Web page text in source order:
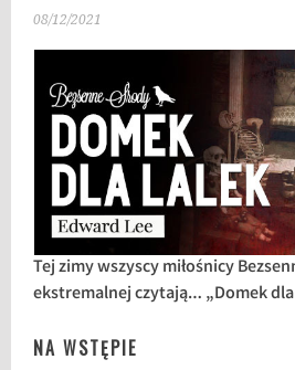
08/12/2021
Tej zimy wszyscy miłośnicy
ekstremalnej czytają… „Domek
NA WSTĘPIE